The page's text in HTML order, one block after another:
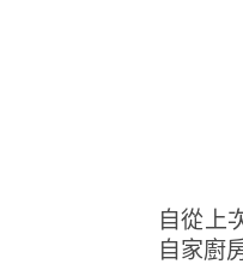
自從上
自家廚